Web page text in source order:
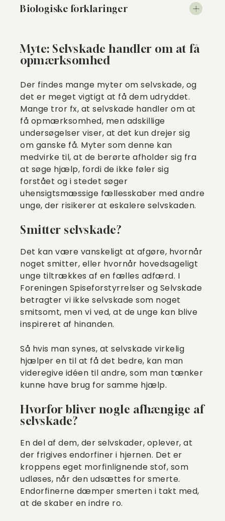
Biologiske forklaringer
Myte: Selvskade handler om at få
opmærksomhed
Der findes mange myter om selvskade, og
det er meget vigtigt at få dem udryddet.
Mange tror fx, at selvskade handler om at
få opmærksomhed, men adskillige
undersøgelser viser, at det kun drejer sig
om ganske få. Myter som denne kan
medvirke til, at de berørte afholder sig fra
at søge hjælp, fordi de ikke føler sig
forstået og i stedet søger
uhensigtsmæssige fællesskaber med andre
unge, der risikerer at eskalere selvskaden.
Smitter selvskade?
Det kan være vanskeligt at afgøre, hvornår
noget smitter, eller hvornår hovedsageligt
unge tiltrækkes af en fælles adfærd. I
Foreningen Spiseforstyrrelser og Selvskade
betragter vi ikke selvskade som noget
smitsomt, men vi ved, at de unge kan blive
inspireret af hinanden.
Så hvis man synes, at selvskade virkelig
hjælper en til at få det bedre, kan man
videregive idéen til andre, som man tænker
kunne have brug for samme hjælp.
Hvorfor bliver nogle afhængige af
selvskade?
En del af dem, der selvskader, oplever, at
der frigives endorfiner i hjernen. Det er
kroppens eget morfinlignende stof, som
udløses, når den udsættes for smerte.
Endorfinerne dæmper smerten i takt med,
at de skaber en indre ro.